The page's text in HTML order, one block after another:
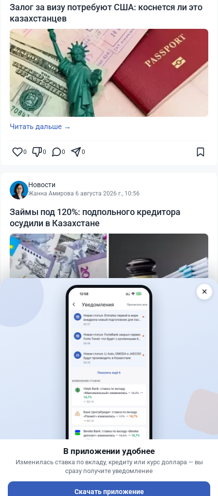
Залог за визу потребуют США: коснется ли это
казахстанцев
Читать дальше →
0 0 0 0
Новости
Жанна Амирова·6 августа 2026 г., 10:56
Займы под 120%: подпольного кредитора
осудили в Казахстане
0
5 августа 2026 г., 13:10
Alatau City Bank разыгрывает 33 млн тенге:
какие условия скрываются в правилах акции
✕
В приложении удобнее
Изменилась ставка по вкладу, кредиту или курс доллара — вы
сразу получите уведомление
Скачать приложение